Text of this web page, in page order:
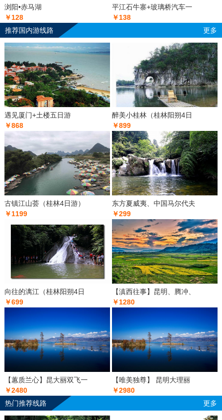
浏阳•赤马湖
￥128
平江石牛寨+玻璃桥汽车一
￥138
推荐国内游线路
更多
遇见厦门+土楼五日游
￥868
醉美小桂林（桂林阳朔4日
￥899
古镇江山荟（桂林4日游）
￥1199
东方夏威夷、中国马尔代夫
￥299
向往的漓江（桂林阳朔4日
￥699
【滇西往事】昆明、腾冲、
￥1280
【蕙质兰心】昆大丽双飞一
￥2480
【唯美独尊】 昆明大理丽
￥2980
热门推荐线路
更多